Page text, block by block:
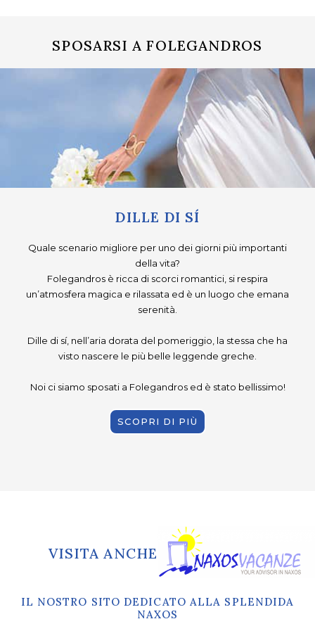
SPOSARSI A FOLEGANDROS
DILLE DI SÍ
Quale scenario migliore per uno dei giorni più importanti
della vita?
Folegandros è ricca di scorci romantici, si respira
un’atmosfera magica e rilassata ed è un luogo che emana
serenità.
Dille di sí, nell’aria dorata del pomeriggio, la stessa che ha
visto nascere le più belle leggende greche.
Noi ci siamo sposati a Folegandros ed è stato bellissimo!
SCOPRI DI PIÙ
VISITA ANCHE
IL NOSTRO SITO DEDICATO ALLA SPLENDIDA
NAXOS